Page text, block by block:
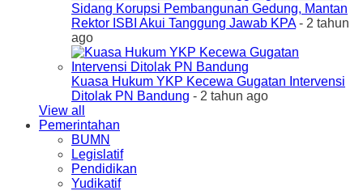
Sidang Korupsi Pembangunan Gedung, Mantan
Rektor ISBI Akui Tanggung Jawab KPA- 2 tahun
ago
Kuasa Hukum YKP Kecewa Gugatan Intervensi
Ditolak PN Bandung - 2 tahun ago
View all
Pemerintahan
BUMN
Legislatif
Pendidikan
Yudikatif